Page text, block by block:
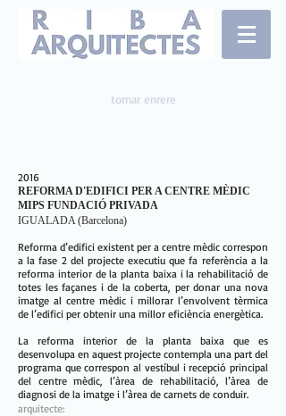
tornar enrere
2016
REFORMA D'EDIFICI PER A CENTRE MÈDIC
MIPS FUNDACIÓ PRIVADA
IGUALADA (Barcelona)
Reforma d’edifici existent per a centre mèdic correspon
a la fase 2 del projecte executiu que fa referència a la
reforma interior de la planta baixa i la rehabilitació de
totes les façanes i de la coberta, per donar una nova
imatge al centre mèdic i millorar l’envolvent tèrmica
de l’edifici per obtenir una millor eficiència energètica.
La reforma interior de la planta baixa que es
desenvolupa en aquest projecte contempla una part del
programa que correspon al vestíbul i recepció principal
del centre mèdic, l’àrea de rehabilitació, l’àrea de
diagnosi de la imatge i l’àrea de carnets de conduir.
arquitecte: